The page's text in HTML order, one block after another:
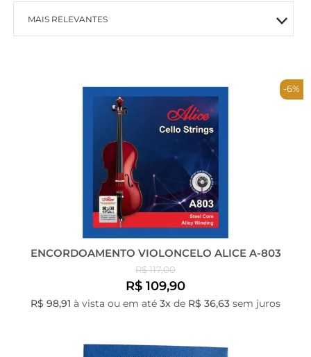
MAIS RELEVANTES
MENOR PREÇO -6%
ENCORDOAMENTO VIOLONCELO ALICE A-803
R$ 117,00
R$ 109,90
R$ 98,91 à vista ou em até 3x de R$ 36,63 sem juros